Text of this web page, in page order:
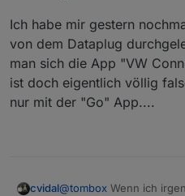
Ich habe mir gestern
von dem Dataplug
man sich die App "VW
ist doch eigentlich völlig
nur mit der "Go" App....
cvidal@tombox Wenn ich